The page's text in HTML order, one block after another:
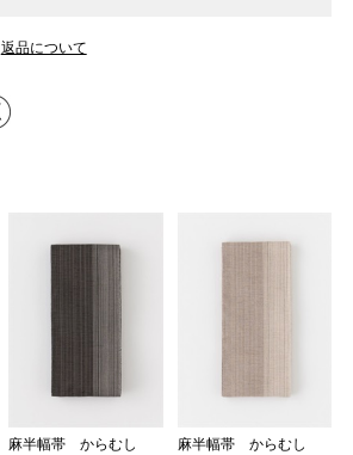
返品について
麻半幅帯 からむし
麻半幅帯 からむし